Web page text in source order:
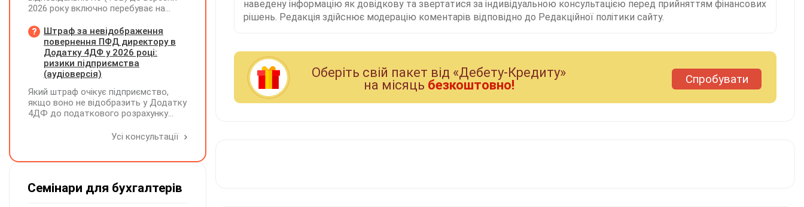
наведену інформацію як довідкову та звертатися за індивідуальною консультацією перед прийняттям фінансових
рішень. Редакція здійснює модерацію коментарів відповідно до Редакційної політики сайту.
Оберiть свiй пакет вiд «Дебету-Кредиту»
на мiсяць безкоштовно! Спробувати
2026 року включно перебуває на
(єдиний податок, 3 група, ставка 5%,
неплатник ПДВ). З 1 жовтня 2026
року підприємство переходить на
загальну систему оподаткування
(стає платником податку на
діяльності у періоді 2024–2025 років
(під час перебування на спрощеній
системі) підприємство отримало
нерозподіленого прибутку в балансі
2026 року (вже після переходу на
прийняття рішення про розподіл
цього прибутку та виплату
Штраф за невідображення
повернення ПФД директору в
Додатку 4ДФ у 2026 році:
ризики підприємства
(аудіоверсія)
Який штраф очікує підприємство,
якщо воно не відобразить у Додатку
4ДФ до податкового розрахунку
допомоги (ПФД) директору?
Усі консультації
Семінари для бухгалтерів